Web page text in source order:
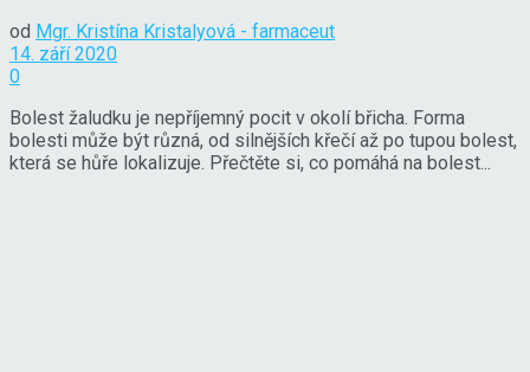
od Mgr. Kristína Kristalyová - farmaceut
14. září 2020
0
Bolest žaludku je nepříjemný pocit v okolí břicha. Forma
bolesti může být různá, od silnějších křečí až po tupou bolest,
která se hůře lokalizuje. Přečtěte si, co pomáhá na bolest...